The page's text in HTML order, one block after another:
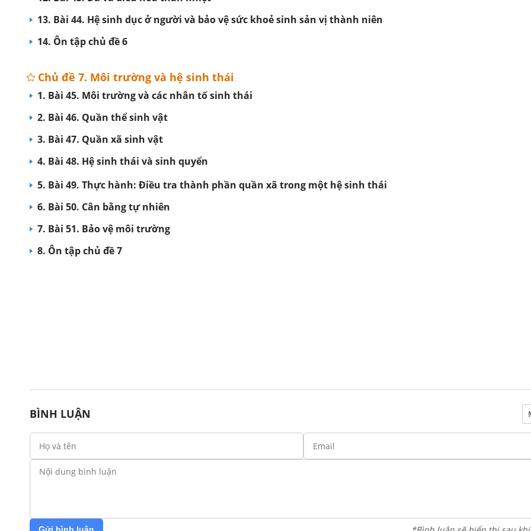
13. Bài 44. Hệ sinh dục ở người và bảo vệ sức khoẻ sinh sản vị thành niên
14. Ôn tập chủ đề 6
Chủ đề 7. Môi trường và hệ sinh thái
1. Bài 45. Môi trường và các nhân tố sinh thái
2. Bài 46. Quần thể sinh vật
3. Bài 47. Quần xã sinh vật
4. Bài 48. Hệ sinh thái và sinh quyển
5. Bài 49. Thực hành: Điều tra thành phần quần xã trong một hệ sinh thái
6. Bài 50. Cân bằng tự nhiên
7. Bài 51. Bảo vệ môi trường
8. Ôn tập chủ đề 7
BÌNH LUẬN